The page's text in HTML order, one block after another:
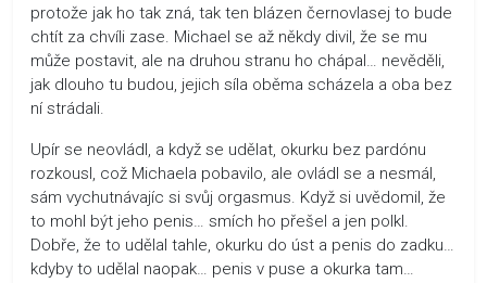
protože jak ho tak zná, tak ten blázen černovlasej to bude
chtít za chvíli zase. Michael se až někdy divil, že se mu
může postavit, ale na druhou stranu ho chápal… nevěděli,
jak dlouho tu budou, jejich síla oběma scházela a oba bez
ní strádali.
Upír se neovládl, a když se udělat, okurku bez pardónu
rozkousl, což Michaela pobavilo, ale ovládl se a nesmál,
sám vychutnávajíc si svůj orgasmus. Když si uvědomil, že
to mohl být jeho penis… smích ho přešel a jen polkl.
Dobře, že to udělal tahle, okurku do úst a penis do zadku…
kdyby to udělal naopak… penis v puse a okurka tam…